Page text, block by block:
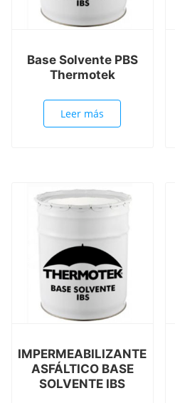
Base Solvente PBS
Thermotek
Leer más
IMPERMEABILIZANTE
ASFÁLTICO BASE
SOLVENTE IBS